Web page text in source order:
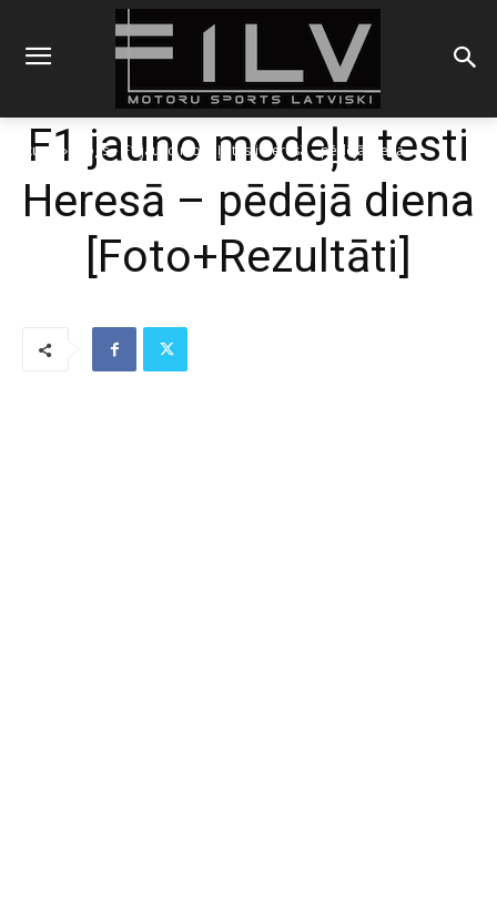
Sākums Blogs F1 jauno modeļu testi Heresā – pēdējā diena
F1 jauno modeļu testi
Heresā – pēdējā diena
[Foto+Rezultāti]